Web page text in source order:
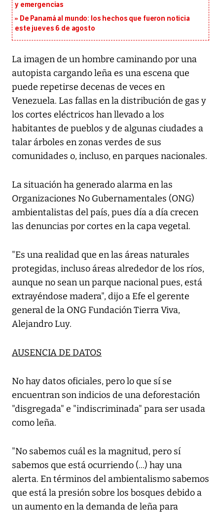
y emergencias
De Panamá al mundo: los hechos que fueron noticia
este jueves 6 de agosto
La imagen de un hombre caminando por una
autopista cargando leña es una escena que
puede repetirse decenas de veces en
Venezuela. Las fallas en la distribución de gas y
los cortes eléctricos han llevado a los
habitantes de pueblos y de algunas ciudades a
talar árboles en zonas verdes de sus
comunidades o, incluso, en parques nacionales.
La situación ha generado alarma en las
Organizaciones No Gubernamentales (ONG)
ambientalistas del país, pues día a día crecen
las denuncias por cortes en la capa vegetal.
"Es una realidad que en las áreas naturales
protegidas, incluso áreas alrededor de los ríos,
aunque no sean un parque nacional pues, está
extrayéndose madera", dijo a Efe el gerente
general de la ONG Fundación Tierra Viva,
Alejandro Luy.
AUSENCIA DE DATOS
No hay datos oficiales, pero lo que sí se
encuentran son indicios de una deforestación
"disgregada" e "indiscriminada" para ser usada
como leña.
"No sabemos cuál es la magnitud, pero sí
sabemos que está ocurriendo (...) hay una
alerta. En términos del ambientalismo sabemos
que está la presión sobre los bosques debido a
un aumento en la demanda de leña para